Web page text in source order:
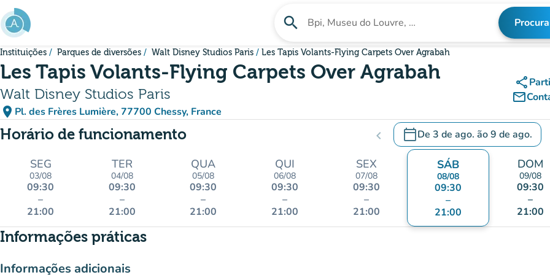
Ir para o conteúdo principal
search Procura uma instituição
Instituições Parques de diversões Walt Disney Studios Paris Les Tapis Volants-Flying Carpets Over Agrabah
Les Tapis Volants-Flying Carpets Over Agrabah
Walt Disney Studios Paris
place Pl. des Frères Lumière, 77700 Chessy, France
(abrir no Google Maps)
(novo separador)
share
mail_outline
Horário de funcionamento chevron_left calendar_todayDe 3 de ago. ão9 de ago.
.Abra o calendário para alterar as
SEG
03/08
09:30
–
21:00
TER
04/08
09:30
–
21:00
QUA
05/08
09:30
–
21:00
QUI
06/08
09:30
–
21:00
SEX
07/08
09:30
–
21:00
SÁB
08/08
09:30
–
21:00
DOM
09/08
09:30
–
21:00
Informações práticas
Informações adicionais